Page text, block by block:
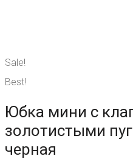
Sale!
Best!
Юбка мини с
золотистыми
черная